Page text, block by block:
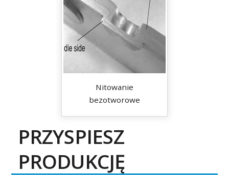
Nitowanie
bezotworowe
PRZYSPIESZ
PRODUKCJĘ